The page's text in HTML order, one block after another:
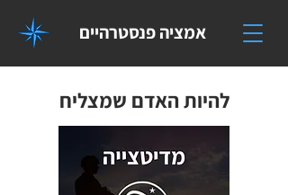
אמציה פנסטרהיים
להיות האדם שמצליח